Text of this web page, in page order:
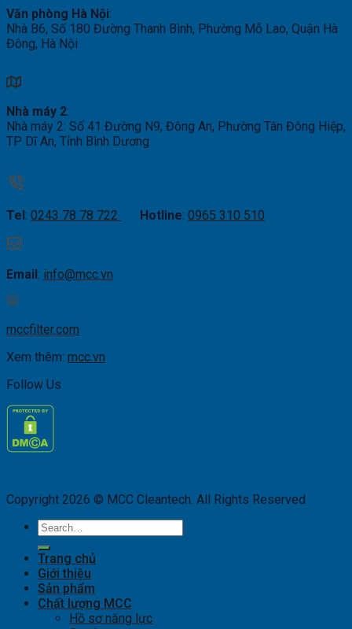
Văn phòng Hà Nội:
Nhà B6, Số 180 Đường Thanh Bình, Phường Mỗ Lao, Quận Hà
Đông, Hà Nội
Nhà máy 2:
Nhà máy 2: Số 41 Đường N9, Đông An, Phường Tân Đông Hiệp,
TP Dĩ An, Tỉnh Bình Dương
Tel : 0243 78 78 722 Hotline: 0965 310 510
Email : info@mcc.vn
mccfilter.com
Xem thêm: mcc.vn
Follow Us
Copyright 2026 © MCC Cleantech. All Rights Reserved
Search
Trang chủ
Giới thiệu
Sản phẩm
Chất lượng MCC
Hồ sơ năng lực